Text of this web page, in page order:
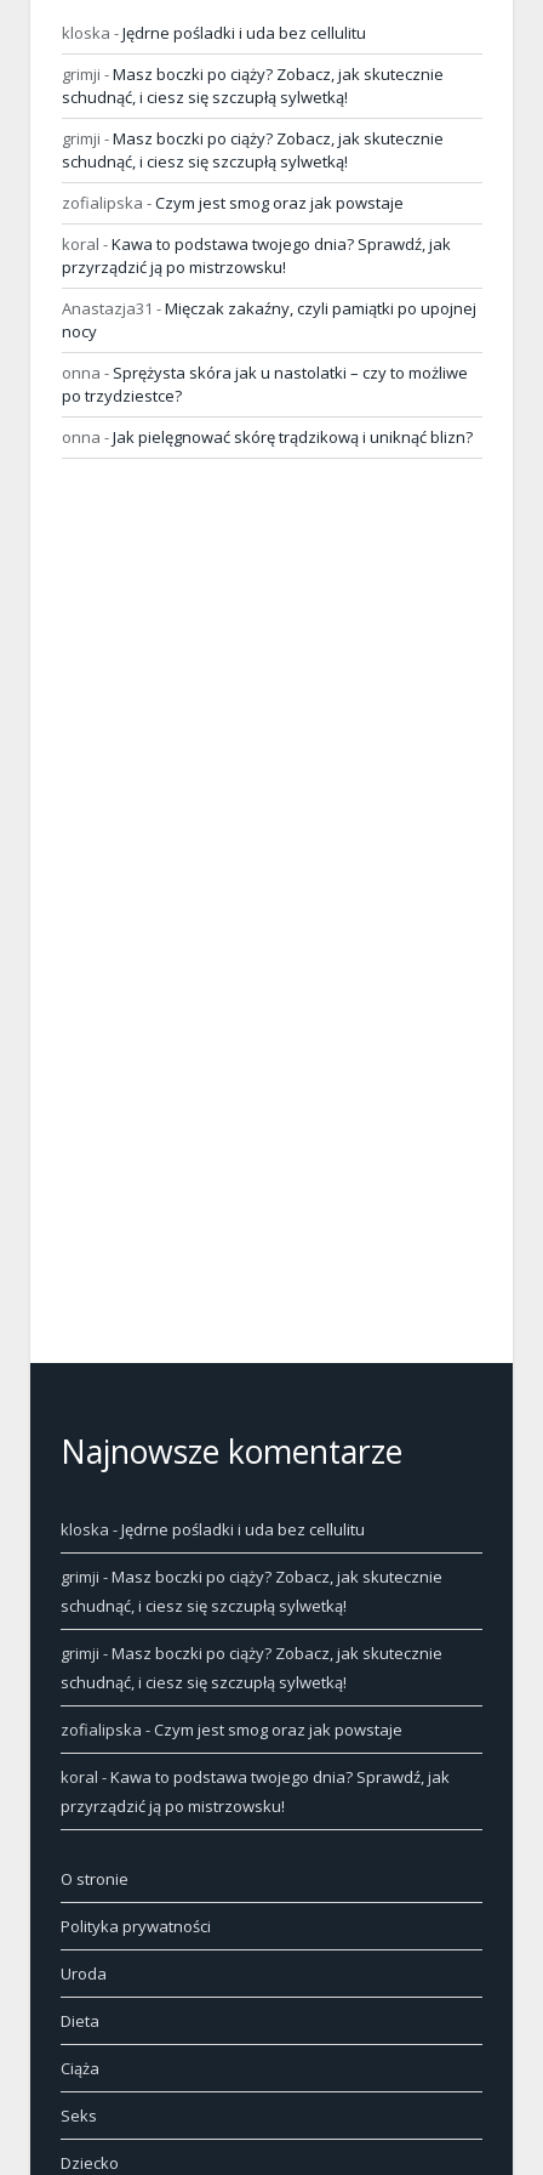
kloska -Jędrne pośladki i uda bez cellulitu
grimji -Masz boczki po ciąży? Zobacz, jak skutecznie
schudnąć, i ciesz się szczupłą sylwetką!
grimji -Masz boczki po ciąży? Zobacz, jak skutecznie
schudnąć, i ciesz się szczupłą sylwetką!
zofialipska -Czym jest smog oraz jak powstaje
koral -Kawa to podstawa twojego dnia? Sprawdź, jak
przyrządzić ją po mistrzowsku!
Anastazja31 -Mięczak zakaźny, czyli pamiątki po upojnej
nocy
onna - Sprężysta skóra jak u nastolatki – czy to możliwe
po trzydziestce?
onna -Jak pielęgnować skórę trądzikową i uniknąć blizn?
Najnowsze komentarze
kloska -Jędrne pośladki i uda bez cellulitu
grimji -Masz boczki po ciąży? Zobacz, jak skutecznie
schudnąć, i ciesz się szczupłą sylwetką!
grimji -Masz boczki po ciąży? Zobacz, jak skutecznie
schudnąć, i ciesz się szczupłą sylwetką!
zofialipska -Czym jest smog oraz jak powstaje
koral -Kawa to podstawa twojego dnia? Sprawdź, jak
przyrządzić ją po mistrzowsku!
O stronie
Polityka prywatności
Uroda
Dieta
Ciąża
Seks
Dziecko